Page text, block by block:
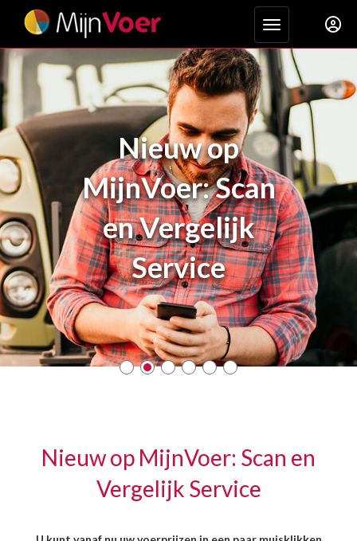
Toggle
Nieuw op
MijnVoer: Scan
en Vergelijk
Service
Nieuw op MijnVoer: Scan en
Vergelijk Service